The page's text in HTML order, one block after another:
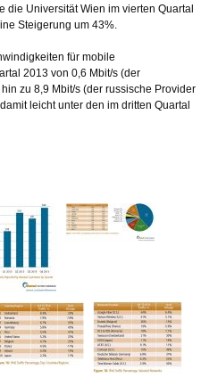
die Universität Wien im vierten Quartal
Steigerung um 43%.
für mobile
2013 von 0,6 Mbit/s (der
zu 8,9 Mbit/s (der russische Provider
leicht unter den im dritten Quartal